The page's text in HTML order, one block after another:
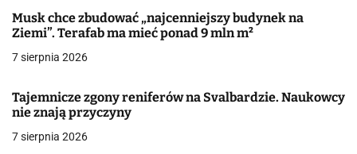
c
j
w
p
Musk chce zbudować „najcenniejszy budynek na
Ziemi”. Terafab ma mieć ponad 9 mln m²
7 sierpnia 2026
Tajemnicze zgony reniferów na Svalbardzie. Naukowcy
nie znają przyczyny
7 sierpnia 2026